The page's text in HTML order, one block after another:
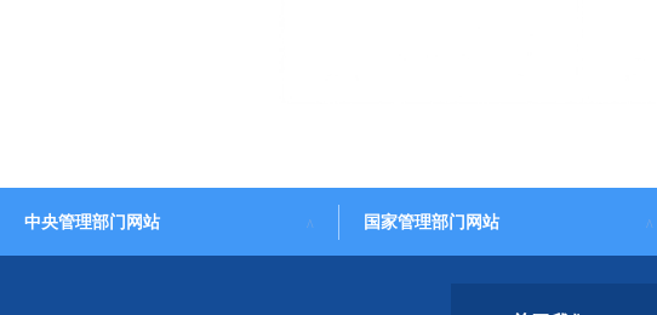
中央管理部门网站 国家管理部门网站